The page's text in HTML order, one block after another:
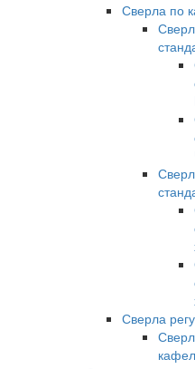
Сверла по
Сверла